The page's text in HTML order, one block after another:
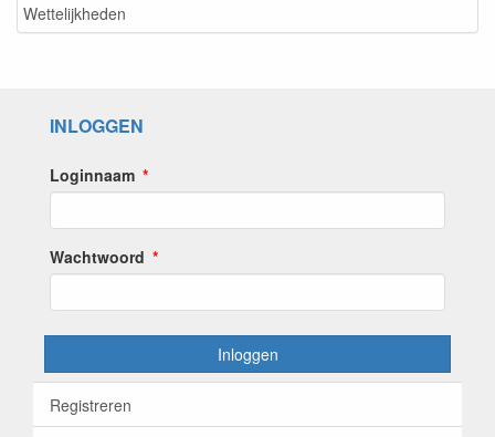
Wettelijkheden
INLOGGEN
Loginnaam
Wachtwoord
Inloggen
Registreren